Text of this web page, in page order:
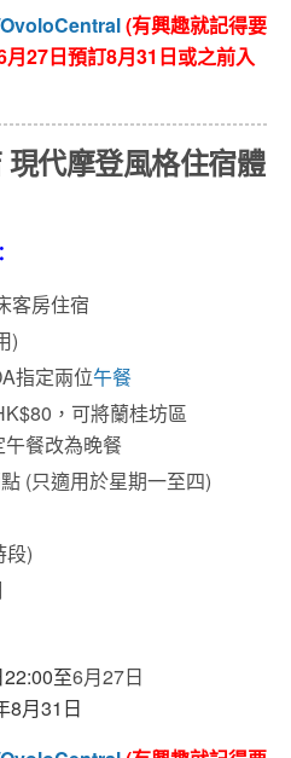
(有興趣就記得要
27日預訂8月31日或之前入
代摩登風格住宿體
客房住宿
)
指定兩位午餐
，可將蘭桂坊區
餐改為晚餐
(只適用於星期一至四)
段)
22:00至6月27日
8月31 日